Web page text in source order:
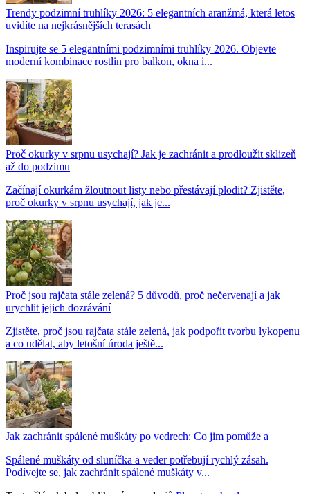
Trendy podzimní truhlíky 2026: 5 elegantních aranžmá, která letos
uvidíte na nejkrásnějších terasách
Inspirujte se 5 elegantními podzimními truhlíky 2026. Objevte
moderní kombinace rostlin pro balkon, okna i...
Proč okurky v srpnu usychají? Jak je zachránit a prodloužit sklizeň
až do podzimu
Začínají okurkám žloutnout listy nebo přestávají plodit? Zjistěte,
proč okurky v srpnu usychají, jak je...
Proč jsou rajčata stále zelená? 5 důvodů, proč nečervenají a jak
urychlit jejich dozrávání
Zjistěte, proč jsou rajčata stále zelená, jak podpořit tvorbu lykopenu
a co udělat, aby letošní úroda ještě...
Jak zachránit spálené muškáty po vedrech: Co jim pomůže a
Spálené muškáty od sluníčka a veder potřebují rychlý zásah.
Podívejte se, jak zachránit spálené muškáty v...